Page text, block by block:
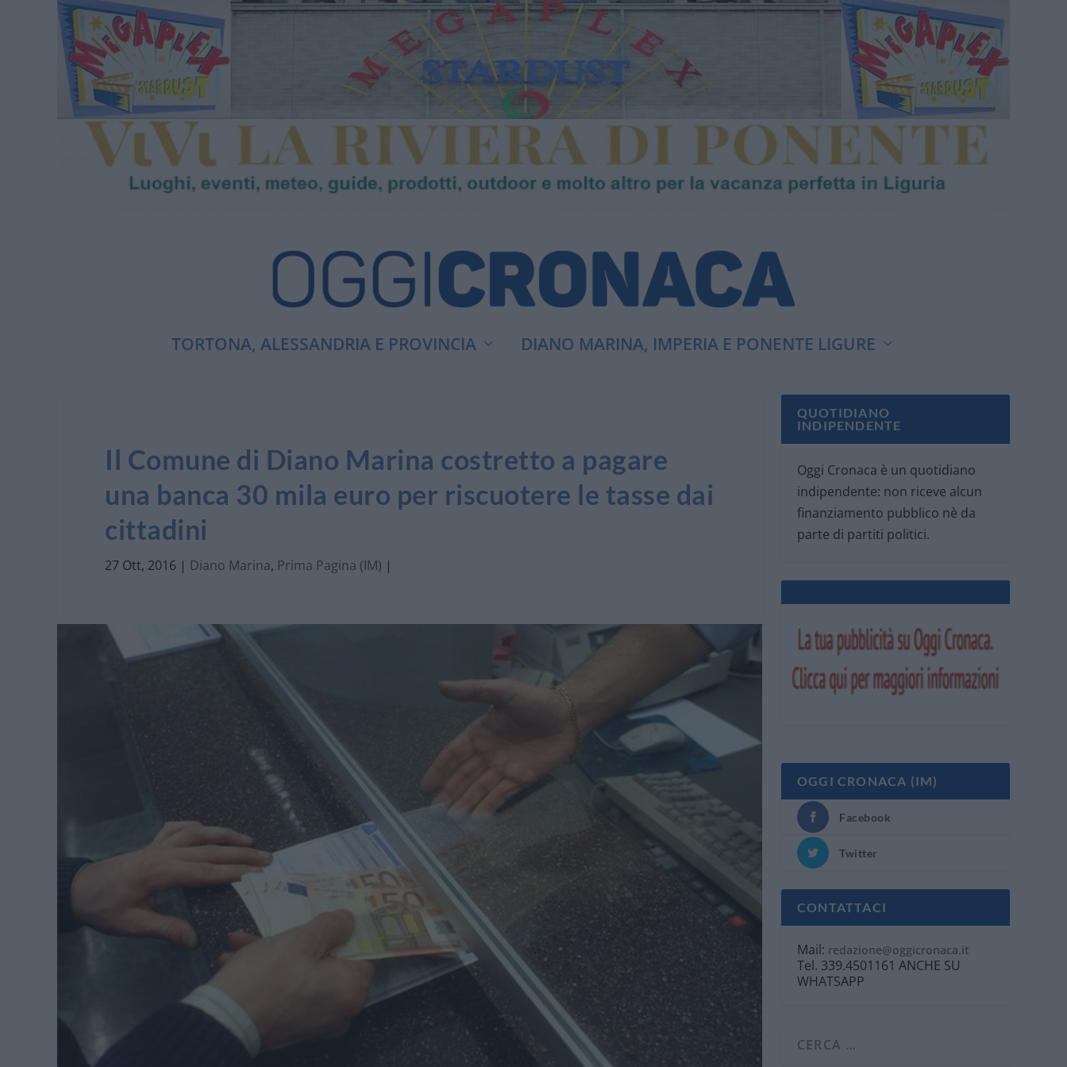
TORTONA, ALESSANDRIA E PROVINCIA DIANO MARINA, IMPERIA E PONENTE LIGURE
Il Comune di Diano Marina costretto a pagare
una banca 30 mila euro per riscuotere le tasse dai
cittadini
27 Ott, 2016 | Diano Marina, Prima Pagina (IM) |
QUOTIDIANO
INDIPENDENTE
Oggi Cronaca è un quotidiano
indipendente: non riceve alcun
finanziamento pubblico nè da
parte di partiti politici.
OGGI CRONACA (IM)
Facebook
Twitter
CONTATTACI
Mail: redazione@oggicronaca.it
Tel. 339.4501161 ANCHE SU
WHATSAPP